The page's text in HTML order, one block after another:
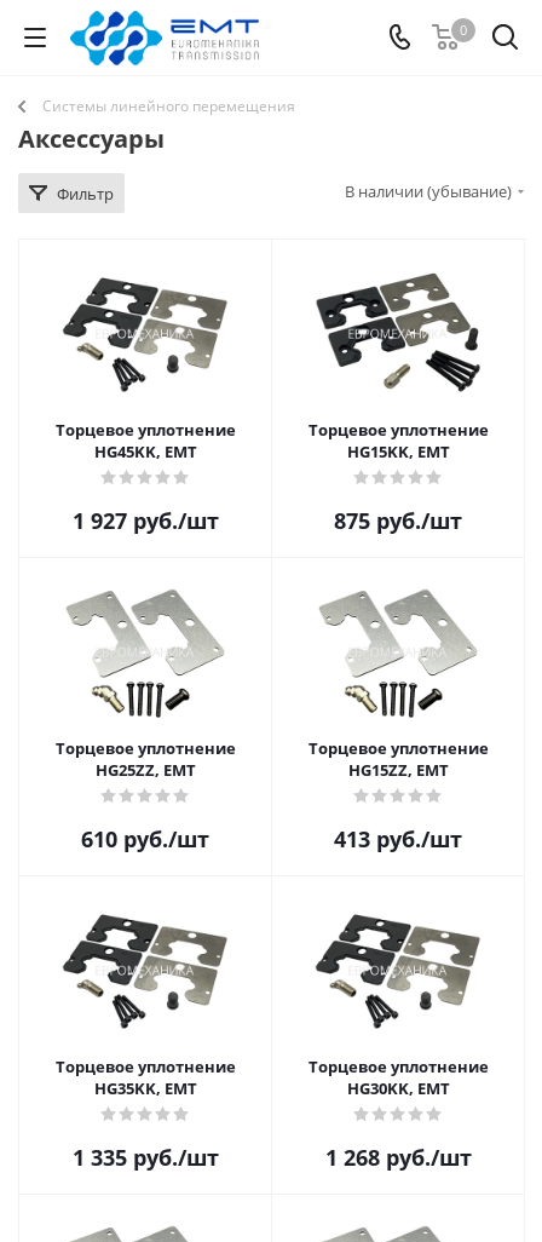
0
Системы линейного перемещения
Аксессуары
Фильтр В наличии (убывание)
Торцевое уплотнение
HG45KK, EMT
1 927руб./шт
Торцевое уплотнение
HG15KK, EMT
875 руб./шт
Торцевое уплотнение
HG25ZZ, EMT
610 руб./шт
Торцевое уплотнение
HG15ZZ, EMT
413 руб./шт
Торцевое уплотнение
HG35KK, EMT
1 335руб./шт
Торцевое уплотнение
HG30KK, EMT
1 268руб./шт